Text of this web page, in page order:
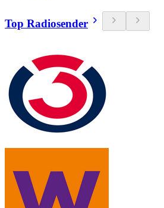
Top Radiosender